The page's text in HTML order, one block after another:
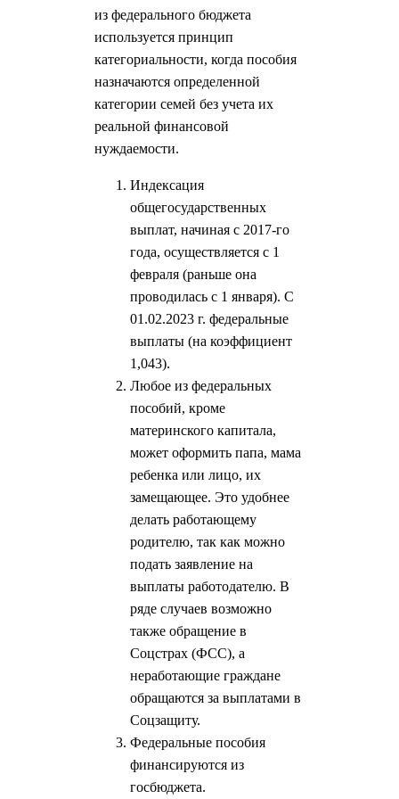
из федерального бюджета
используется принцип
категориальности, когда пособия
назначаются определенной
категории семей без учета их
реальной финансовой
нуждаемости.
Индексация
общегосударственных
выплат, начиная с 2017-го
года, осуществляется с 1
февраля (раньше она
проводилась с 1 января). С
01.02.2023 г. федеральные
выплаты (на коэффициент
1,043).
Любое из федеральных
пособий, кроме
материнского капитала,
может оформить папа, мама
ребенка или лицо, их
замещающее. Это удобнее
делать работающему
родителю, так как можно
подать заявление на
выплаты работодателю. В
ряде случаев возможно
также обращение в
Соцстрах (ФСС), а
неработающие граждане
обращаются за выплатами в
Соцзащиту.
Федеральные пособия
финансируются из
госбюджета.